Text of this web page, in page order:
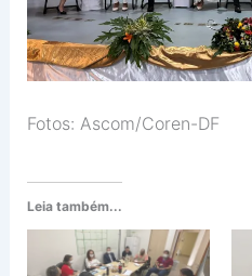
Fotos: Ascom/Coren-DF
Leia também...